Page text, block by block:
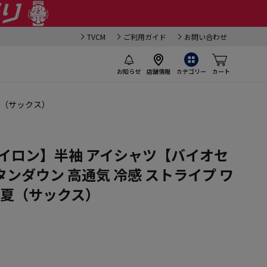
TVCM ご利用ガイド お問い合わせ
お知らせ 店舗情報 カテゴリー カート
サックス）
ロン】半袖 アイシャツ【バイオセ
ダウン 高通気 冷感 ストライプ ワ
サックス）